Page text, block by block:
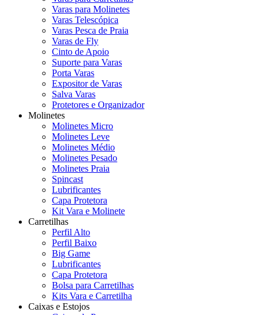
Varas para Molinetes
Varas Telescópica
Varas Pesca de Praia
Varas de Fly
Cinto de Apoio
Suporte para Varas
Porta Varas
Expositor de Varas
Salva Varas
Protetores e Organizador
Molinetes
Molinetes Micro
Molinetes Leve
Molinetes Médio
Molinetes Pesado
Molinetes Praia
Spincast
Lubrificantes
Capa Protetora
Kit Vara e Molinete
Carretilhas
Perfil Alto
Perfil Baixo
Big Game
Lubrificantes
Capa Protetora
Bolsa para Carretilhas
Kits Vara e Carretilha
Caixas e Estojos